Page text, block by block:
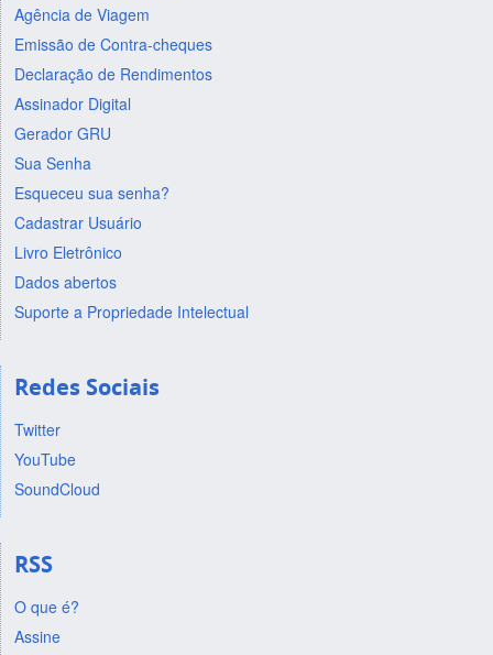
Agência de Viagem
Emissão de Contra-cheques
Declaração de Rendimentos
Assinador Digital
Gerador GRU
Sua Senha
Esqueceu sua senha?
Cadastrar Usuário
Livro Eletrônico
Dados abertos
Suporte a Propriedade Intelectual
Redes Sociais
Twitter
YouTube
SoundCloud
RSS
O que é?
Assine